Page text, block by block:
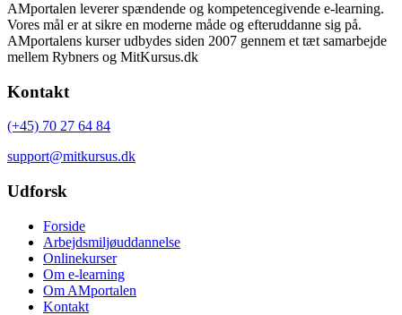
AMportalen leverer spændende og kompetencegivende e-learning.
Vores mål er at sikre en moderne måde og efteruddanne sig på.
AMportalens kurser udbydes siden 2007 gennem et tæt samarbejde
mellem Rybners og MitKursus.dk
Kontakt
(+45) 70 27 64 84
support@mitkursus.dk
Udforsk
Forside
Arbejdsmiljøuddannelse
Onlinekurser
Om e-learning
Om AMportalen
Kontakt